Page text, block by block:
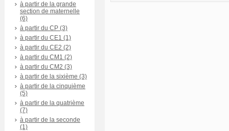
à partir de la grande
section de maternelle
(6)
à partir du CP (3)
à partir du CE1 (1)
à partir du CE2 (2)
à partir du CM1 (2)
à partir du CM2 (3)
à partir de la sixième (3)
à partir de la cinquième
(5)
à partir de la quatrième
(7)
à partir de la seconde
(1)